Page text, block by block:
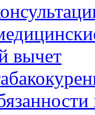
вычет